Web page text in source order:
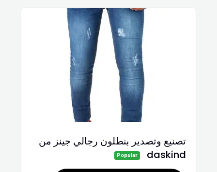
تصنيع وتصدير بنطلون رجالي جينز من
daskind
Popular